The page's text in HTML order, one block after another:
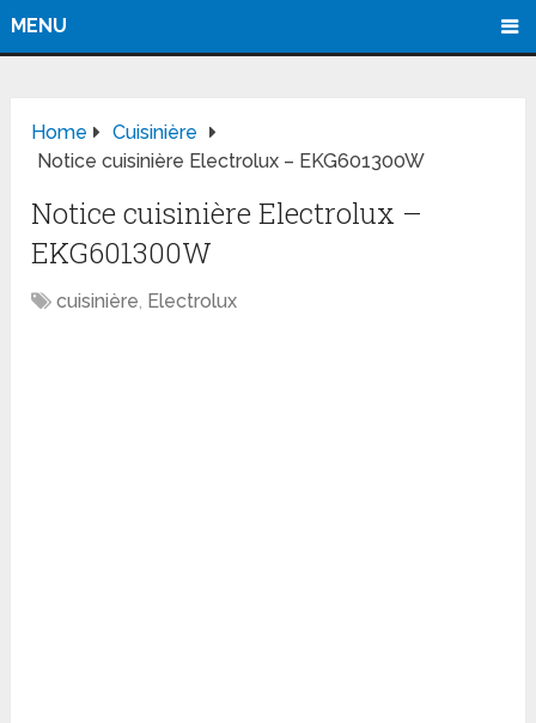
MENU
Home
Cuisinière
Notice cuisinière Electrolux – EKG601300W
Notice cuisinière Electrolux –
EKG601300W
cuisinière, Electrolux